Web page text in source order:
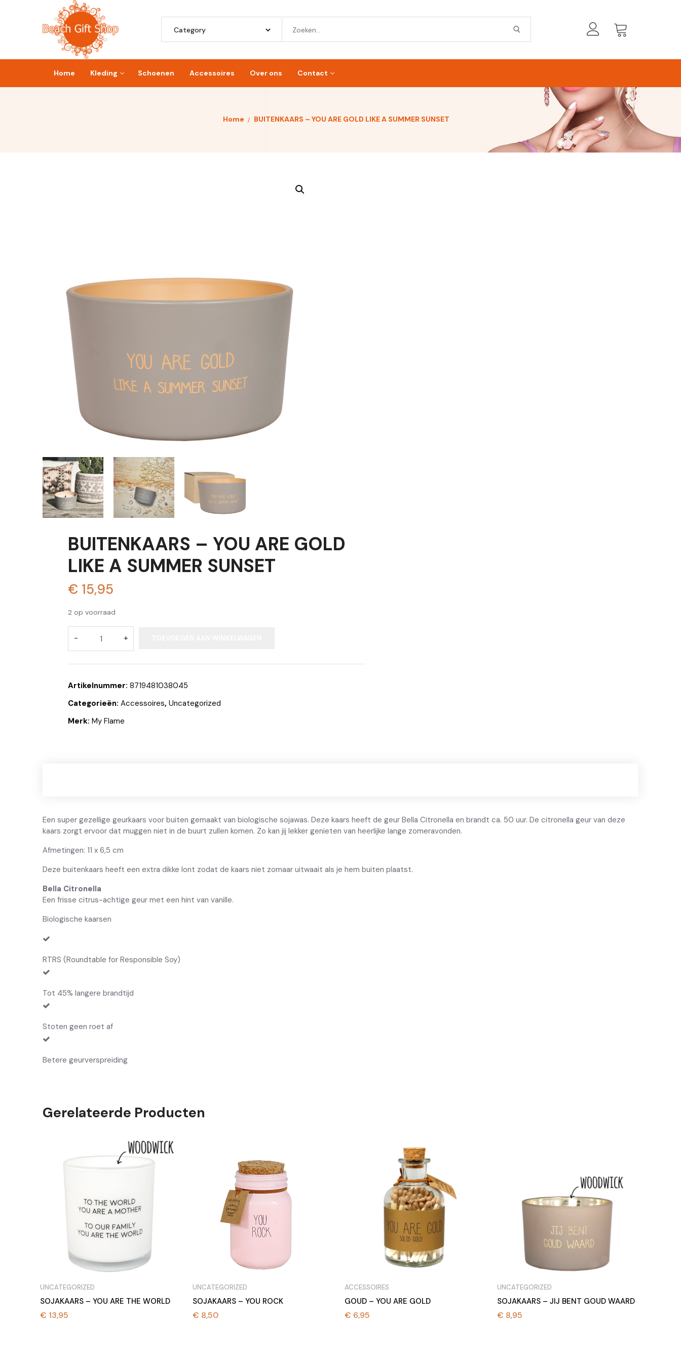
Home Kleding Schoenen Accessoires Over ons Contact
Home BUITENKAARS – YOU ARE GOLD LIKE A SUMMER SUNSET
BUITENKAARS – YOU ARE GOLD
LIKE A SUMMER SUNSET
€ 15,95
2 op voorraad
Artikelnummer: 8719481038045
Categorieën: Accessoires, Uncategorized
Merk: My Flame
Een super gezellige geurkaars voor buiten gemaakt van biologische sojawas. Deze kaars heeft de geur Bella Citronella en brandt ca. 50 uur. De citronella geur van deze
kaars zorgt ervoor dat muggen niet in de buurt zullen komen. Zo kan jij lekker genieten van heerlijke lange zomeravonden.
Afmetingen: 11 x 6,5 cm
Deze buitenkaars heeft een extra dikke lont zodat de kaars niet zomaar uitwaait als je hem buiten plaatst.
Bella Citronella
Een frisse citrus-achtige geur met een hint van vanille.
Biologische kaarsen
RTRS (Roundtable for Responsible Soy)
Tot 45% langere brandtijd
Stoten geen roet af
Betere geurverspreiding
Gerelateerde Producten
UNCATEGORIZED
SOJAKAARS – YOU ARE THE WORLD
€ 13,95
UNCATEGORIZED
SOJAKAARS – YOU ROCK
€ 8,50
ACCESSOIRES
GOUD – YOU ARE GOLD
€ 6,95
UNCATEGORIZED
SOJAKAARS – JIJ BENT GOUD WAARD
€ 8,95